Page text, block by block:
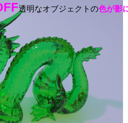
透明なオブジェクトの色が影